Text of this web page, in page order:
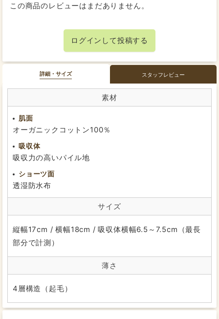
この商品のレビューはまだありません。
ログインして投稿する
詳細・サイズ
素材
肌面
オーガニックコットン100％
吸収体
吸収力の高いパイル地
ショーツ面
透湿防水布
サイズ
縦幅17cm / 横幅18cm / 吸収体横幅6.5～7.5cm（最長
部分で計測）
薄さ
4層構造（起毛）
スタッフレビュー
量がふつうのスタッフM